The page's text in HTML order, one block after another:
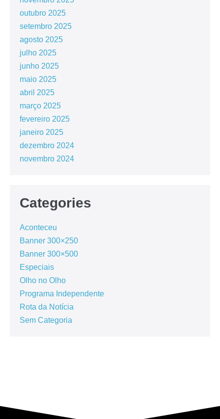
outubro 2025
setembro 2025
agosto 2025
julho 2025
junho 2025
maio 2025
abril 2025
março 2025
fevereiro 2025
janeiro 2025
dezembro 2024
novembro 2024
Categories
Aconteceu
Banner 300×250
Banner 300×500
Especiais
Olho no Olho
Programa Independente
Rota da Notícia
Sem Categoria